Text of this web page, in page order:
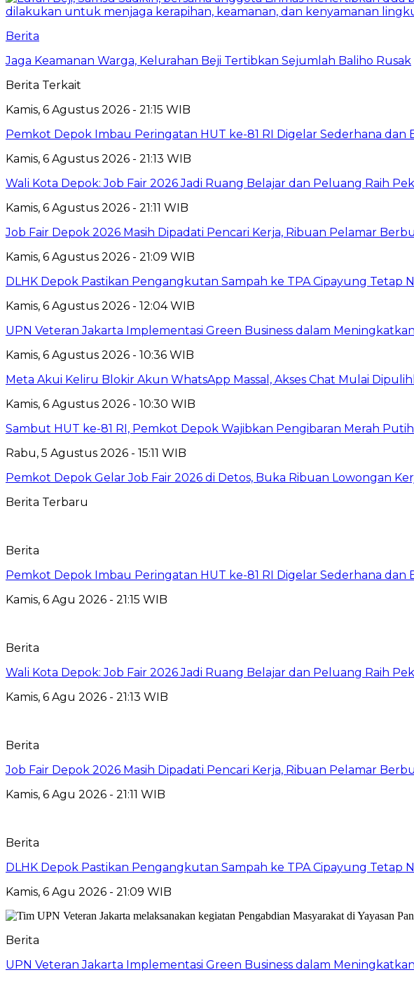
Berita
Jaga Keamanan Warga, Kelurahan Beji Tertibkan Sejumlah Baliho Rusak
Berita Terkait
Kamis, 6 Agustus 2026 - 21:15 WIB
Pemkot Depok Imbau Peringatan HUT ke-81 RI Digelar Sederhana dan
Kamis, 6 Agustus 2026 - 21:13 WIB
Wali Kota Depok: Job Fair 2026 Jadi Ruang Belajar dan Peluang Raih
Kamis, 6 Agustus 2026 - 21:11 WIB
Job Fair Depok 2026 Masih Dipadati Pencari Kerja, Ribuan Pelamar
Kamis, 6 Agustus 2026 - 21:09 WIB
DLHK Depok Pastikan Pengangkutan Sampah ke TPA Cipayung Tetap
Kamis, 6 Agustus 2026 - 12:04 WIB
UPN Veteran Jakarta Implementasi Green Business dalam
Kamis, 6 Agustus 2026 - 10:36 WIB
Meta Akui Keliru Blokir Akun WhatsApp Massal, Akses Chat Mulai
Kamis, 6 Agustus 2026 - 10:30 WIB
Sambut HUT ke-81 RI, Pemkot Depok Wajibkan Pengibaran Merah
Rabu, 5 Agustus 2026 - 15:11 WIB
Pemkot Depok Gelar Job Fair 2026 di Detos, Buka Ribuan Lowongan
Berita Terbaru
Berita
Pemkot Depok Imbau Peringatan HUT ke-81 RI Digelar Sederhana dan
Kamis, 6 Agu 2026 - 21:15 WIB
Berita
Wali Kota Depok: Job Fair 2026 Jadi Ruang Belajar dan Peluang Raih
Kamis, 6 Agu 2026 - 21:13 WIB
Berita
Job Fair Depok 2026 Masih Dipadati Pencari Kerja, Ribuan Pelamar
Kamis, 6 Agu 2026 - 21:11 WIB
Berita
DLHK Depok Pastikan Pengangkutan Sampah ke TPA Cipayung Tetap
Kamis, 6 Agu 2026 - 21:09 WIB
Berita
UPN Veteran Jakarta Implementasi Green Business dalam